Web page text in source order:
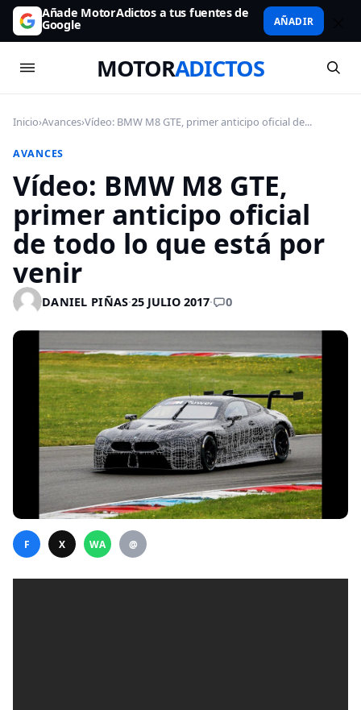
Añade MotorAdictos a tus fuentes de
Google AÑADIR
MOTORADICTOS
Inicio›Avances›Vídeo: BMW M8 GTE, primer anticipo oficial de...
AVANCES
Vídeo: BMW M8 GTE,
primer anticipo oficial
de todo lo que está por
venir
DANIEL PIÑAS·25 JULIO 2017· 0
F X WA @